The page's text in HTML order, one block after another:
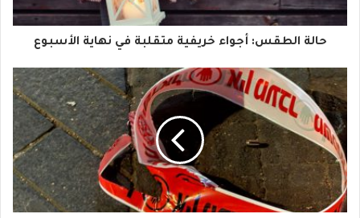
ا
إ
ل
ك
ت
ر
حالة الطقس: أجواء خريفية متقلبة في نهاية الأسبوع